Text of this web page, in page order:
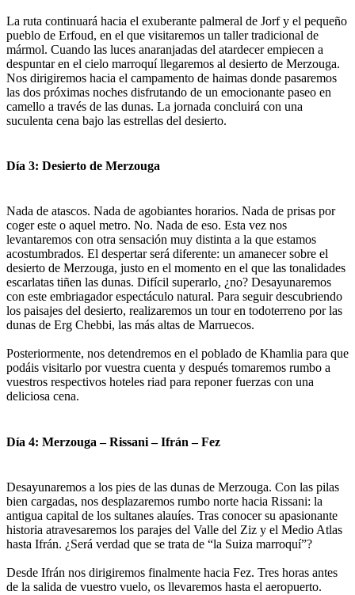
La ruta continuará hacia el exuberante palmeral de Jorf y el pequeño
pueblo de Erfoud, en el que visitaremos un taller tradicional de
mármol. Cuando las luces anaranjadas del atardecer empiecen a
despuntar en el cielo marroquí llegaremos al desierto de Merzouga.
Nos dirigiremos hacia el campamento de haimas donde pasaremos
las dos próximas noches disfrutando de un emocionante paseo en
camello a través de las dunas. La jornada concluirá con una
suculenta cena bajo las estrellas del desierto.
Día 3: Desierto de Merzouga
Nada de atascos. Nada de agobiantes horarios. Nada de prisas por
coger este o aquel metro. No. Nada de eso. Esta vez nos
levantaremos con otra sensación muy distinta a la que estamos
acostumbrados. El despertar será diferente: un amanecer sobre el
desierto de Merzouga, justo en el momento en el que las tonalidades
escarlatas tiñen las dunas. Difícil superarlo, ¿no? Desayunaremos
con este embriagador espectáculo natural. Para seguir descubriendo
los paisajes del desierto, realizaremos un tour en todoterreno por las
dunas de Erg Chebbi, las más altas de Marruecos.
Posteriormente, nos detendremos en el poblado de Khamlia para que
podáis visitarlo por vuestra cuenta y después tomaremos rumbo a
vuestros respectivos hoteles riad para reponer fuerzas con una
deliciosa cena.
Día 4: Merzouga – Rissani – Ifrán – Fez
Desayunaremos a los pies de las dunas de Merzouga. Con las pilas
bien cargadas, nos desplazaremos rumbo norte hacia Rissani: la
antigua capital de los sultanes alauíes. Tras conocer su apasionante
historia atravesaremos los parajes del Valle del Ziz y el Medio Atlas
hasta Ifrán. ¿Será verdad que se trata de “la Suiza marroquí”?
Desde Ifrán nos dirigiremos finalmente hacia Fez. Tres horas antes
de la salida de vuestro vuelo, os llevaremos hasta el aeropuerto.